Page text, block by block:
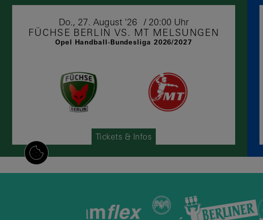
Do., 27. August '26 20:00 Uhr
FÜCHSE BERLIN VS. MT MELSUNGEN
Opel Handball-Bundesliga 2026/2027
Tickets & Infos